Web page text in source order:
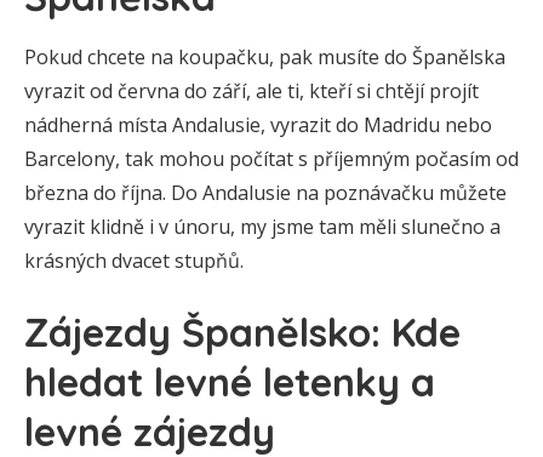
Pokud chcete na koupačku, pak musíte do Španělska
vyrazit od června do září, ale ti, kteří si chtějí projít
nádherná místa Andalusie, vyrazit do Madridu nebo
Barcelony, tak mohou počítat s příjemným počasím od
března do října. Do Andalusie na poznávačku můžete
vyrazit klidně i v únoru, my jsme tam měli slunečno a
krásných dvacet stupňů.
Zájezdy Španělsko: Kde
hledat levné letenky a
levné zájezdy